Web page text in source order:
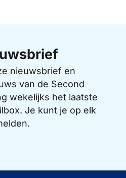
nieuwsbrief en
van de Second
wekelijks het laatste
Je kunt je op elk